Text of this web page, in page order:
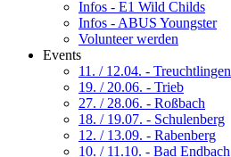
Infos - E1 Wild Childs
Infos - ABUS Youngster
Volunteer werden
Events
11. / 12.04. - Treuchtlingen
19. / 20.06. - Trieb
27. / 28.06. - Roßbach
18. / 19.07. - Schulenberg
12. / 13.09. - Rabenberg
10. / 11.10. - Bad Endbach